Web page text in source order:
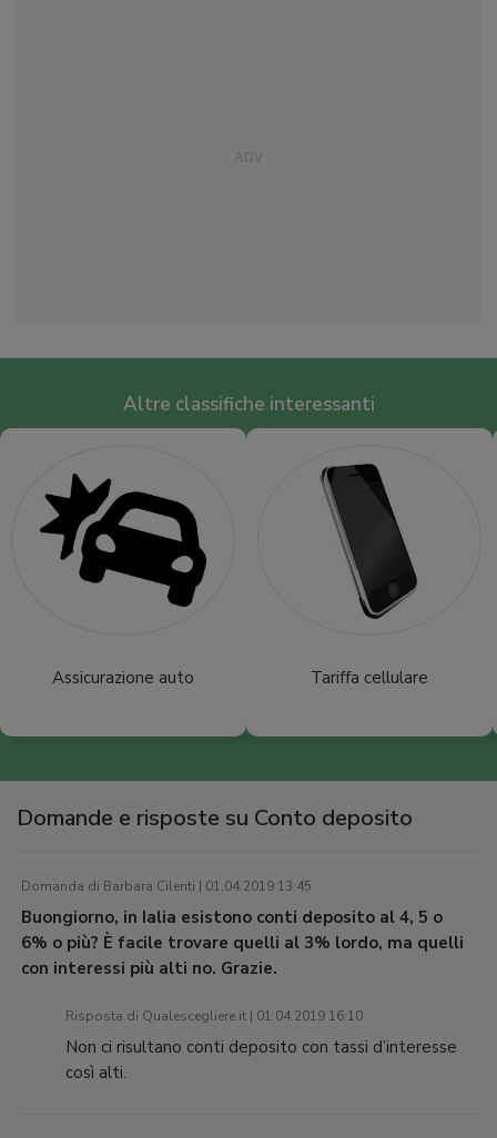
Altre classifiche interessanti
Assicurazione auto Tariffa cellulare
Domande e risposte su Conto deposito
Domanda di Barbara Cilenti | 01.04.2019 13:45
Buongiorno, in Ialia esistono conti deposito al 4, 5 o
6% o più? È facile trovare quelli al 3% lordo, ma quelli
con interessi più alti no. Grazie.
Risposta di Qualescegliere.it | 01.04.2019 16:10
Non ci risultano conti deposito con tassi d’interesse
così alti.